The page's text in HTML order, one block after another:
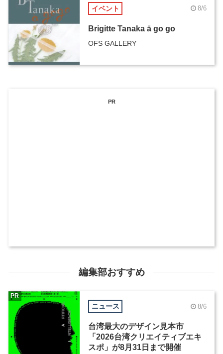
イベント 8/6
Brigitte Tanaka ā go go
OFS GALLERY
PR
編集部おすすめ
ニュース 8/6
台湾最大のデザイン見本市
「2026台湾クリエイティブエキ
スポ」が8月31日まで開催
PR